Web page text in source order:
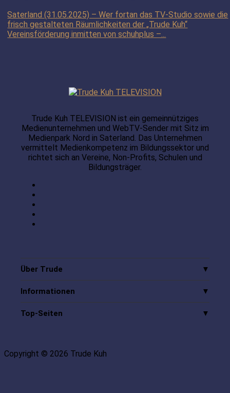
Saterland (31.05.2025) – Wer fortan das TV-Studio sowie die
frisch gestalteten Räumlichkeiten der „Trude Kuh“
Vereinsförderung inmitten von schuhplus –...
Trude Kuh TELEVISION ist ein gemeinnütziges
Medienunternehmen und WebTV-Sender mit Sitz im
Medienpark Nord in Saterland. Das Unternehmen
vermittelt Medienkompetenz im Bildungssektor und
richtet sich an Vereine, Non-Profits, Schulen und
Bildungsträger.
Über Trude
Informationen
Top-Seiten
Copyright © 2026 Trude Kuh